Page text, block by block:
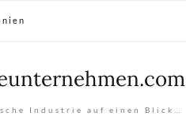
Industrie auf einen Blick…